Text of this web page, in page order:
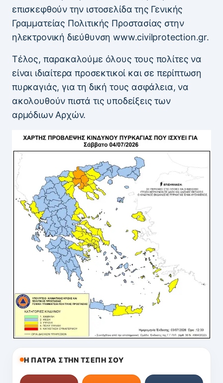
επισκεφθούν την ιστοσελίδα της Γενικής
Γραμματείας Πολιτικής Προστασίας στην
ηλεκτρονική διεύθυνση www.civilprotection.gr.
Τέλος, παρακαλούμε όλους τους πολίτες να
είναι ιδιαίτερα προσεκτικοί και σε περίπτωση
πυρκαγιάς, για τη δική τους ασφάλεια, να
ακολουθούν πιστά τις υποδείξεις των
αρμόδιων Αρχών.
Η ΠΑΤΡΑ ΣΤΗΝ ΤΣΕΠΗ ΣΟΥ